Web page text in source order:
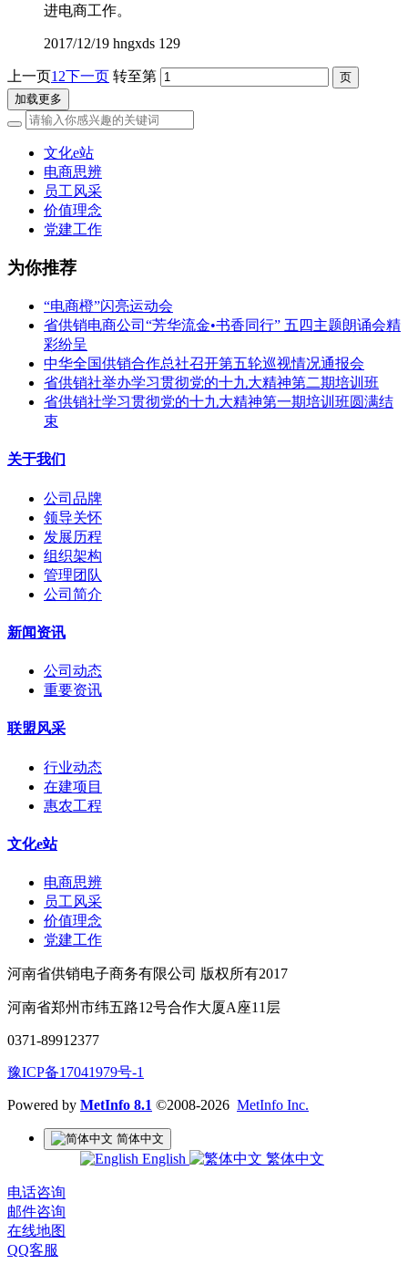
进电商工作。
2017/12/19 hngxds 129
上一页1 2下一页 转至第
加载更多
文化e站
电商思辨
员工风采
价值理念
党建工作
为你推荐
“电商橙”闪亮运动会
省供销电商公司“芳华流金•书香同行” 五四主题朗诵会精
彩纷呈
中华全国供销合作总社召开第五轮巡视情况通报会
省供销社举办学习贯彻党的十九大精神第二期培训班
省供销社学习贯彻党的十九大精神第一期培训班圆满结
束
关于我们
公司品牌
领导关怀
发展历程
组织架构
管理团队
公司简介
新闻资讯
公司动态
重要资讯
联盟风采
行业动态
在建项目
惠农工程
文化e站
电商思辨
员工风采
价值理念
党建工作
河南省供销电子商务有限公司 版权所有2017
河南省郑州市纬五路12号合作大厦A座11层
0371-89912377
豫ICP备17041979号-1
Powered by MetInfo 8.1 ©2008-2026 MetInfo Inc.
简体中文
English 繁体中文
电话咨询
邮件咨询
在线地图
QQ客服